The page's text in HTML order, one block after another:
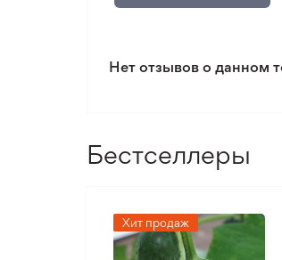
Нет отзывов о данном
Бестселлеры
Хит продаж